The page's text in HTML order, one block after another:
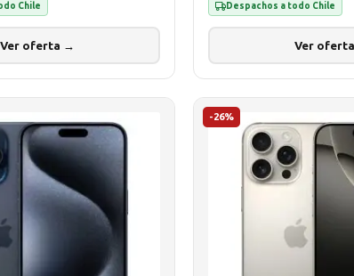
Chile
Ver oferta →
Despachos a todo Chile
Ver
-26%